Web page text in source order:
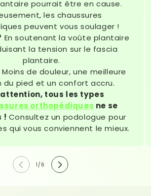
pourrait être en cause.
les chaussures
peuvent vous soulager !
En soutenant la voûte plantaire
la tension sur le fascia
plantaire.
Moins de douleur, une meilleure
du pied et un confort accru.
tous les types
orthopédiques ne se
! Consultez un podologue pour
qui vous conviennent le mieux.
1 /de
6